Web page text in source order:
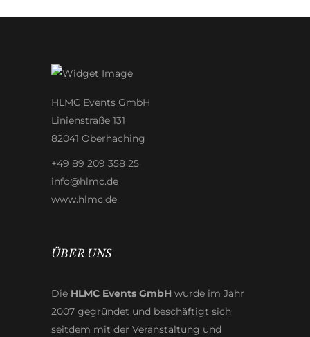
HLMC Events GmbH
Linienstraße 131
82041 Oberhaching
+49 89 209 358 25
info@hlmc.de
www.hlmc.de
ÜBER UNS
Die HLMC Events GmbH wurde im Jahr
2007 gegründet und beschäftigt sich
seitdem mit der Veranstaltung und